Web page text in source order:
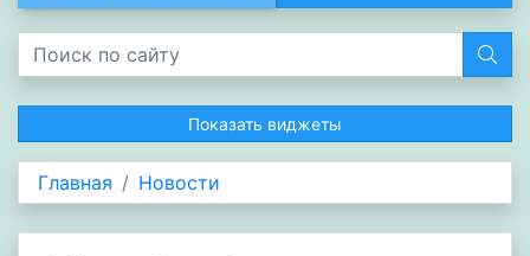
Показать виджеты
Главная Новости